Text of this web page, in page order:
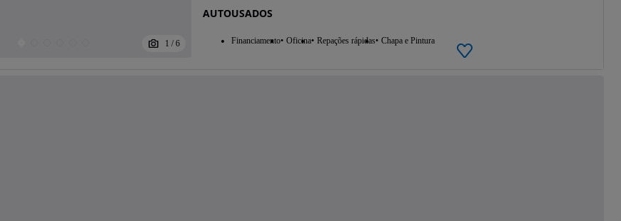
1 / 6
AUTOUSADOS
Financiamento Oficina Repações rápidas Chapa e Pintura